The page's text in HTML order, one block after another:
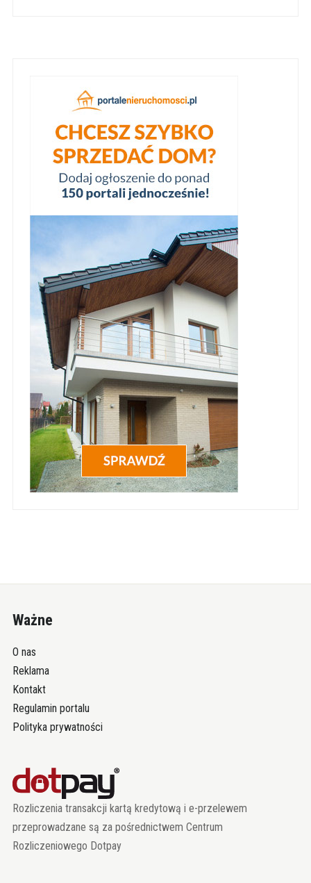
Ważne
O nas
Reklama
Kontakt
Regulamin portalu
Polityka prywatności
Rozliczenia transakcji kartą kredytową i e-przelewem
przeprowadzane są za pośrednictwem Centrum
Rozliczeniowego Dotpay